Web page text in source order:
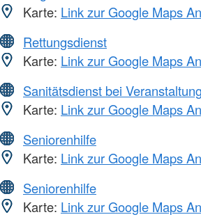
Karte: Link zur Google Maps
Rettungsdienst
Karte: Link zur Google Maps
Sanitätsdienst bei
Karte: Link zur Google Maps
Seniorenhilfe
Karte: Link zur Google Maps
Seniorenhilfe
Karte: Link zur Google Maps